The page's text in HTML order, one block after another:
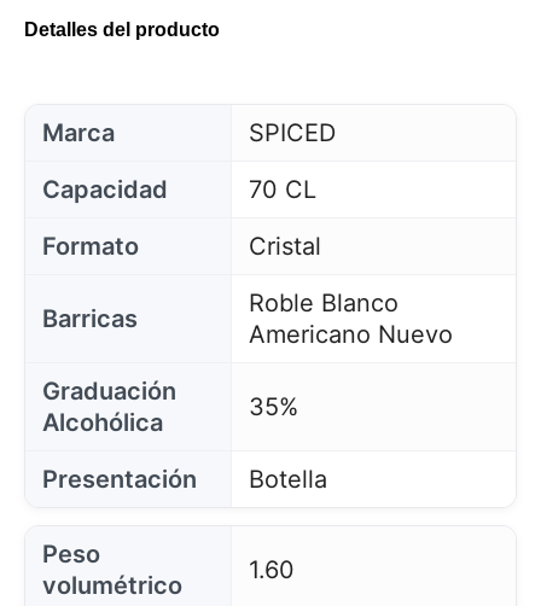
Detalles del producto
Marca
SPICED
Capacidad
70 CL
Formato
Cristal
Barricas
Roble Blanco
Americano Nuevo
Graduación
Alcohólica
35%
Presentación Botella
Peso
volumétrico
1.60